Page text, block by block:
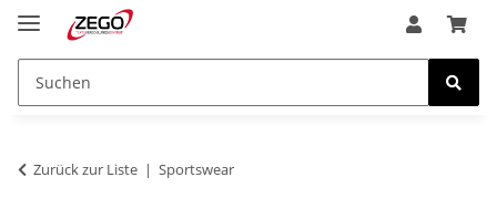
Zurück zur Liste Sportswear